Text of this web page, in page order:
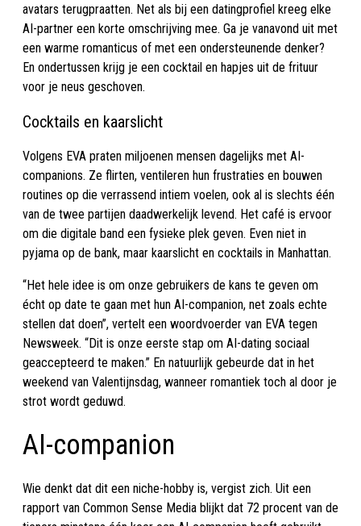
avatars terugpraatten. Net als bij een datingprofiel kreeg elke
AI-partner een korte omschrijving mee. Ga je vanavond uit met
een warme romanticus of met een ondersteunende denker?
En ondertussen krijg je een cocktail en hapjes uit de frituur
voor je neus geschoven.
Cocktails en kaarslicht
Volgens EVA praten miljoenen mensen dagelijks met AI-
companions. Ze flirten, ventileren hun frustraties en bouwen
routines op die verrassend intiem voelen, ook al is slechts één
van de twee partijen daadwerkelijk levend. Het café is ervoor
om die digitale band een fysieke plek geven. Even niet in
pyjama op de bank, maar kaarslicht en cocktails in Manhattan.
“Het hele idee is om onze gebruikers de kans te geven om
écht op date te gaan met hun AI-companion, net zoals echte
stellen dat doen”, vertelt een woordvoerder van EVA tegen
Newsweek. “Dit is onze eerste stap om AI-dating sociaal
geaccepteerd te maken.” En natuurlijk gebeurde dat in het
weekend van Valentijnsdag, wanneer romantiek toch al door je
strot wordt geduwd.
AI-companion
Wie denkt dat dit een niche-hobby is, vergist zich. Uit een
rapport van Common Sense Media blijkt dat 72 procent van de